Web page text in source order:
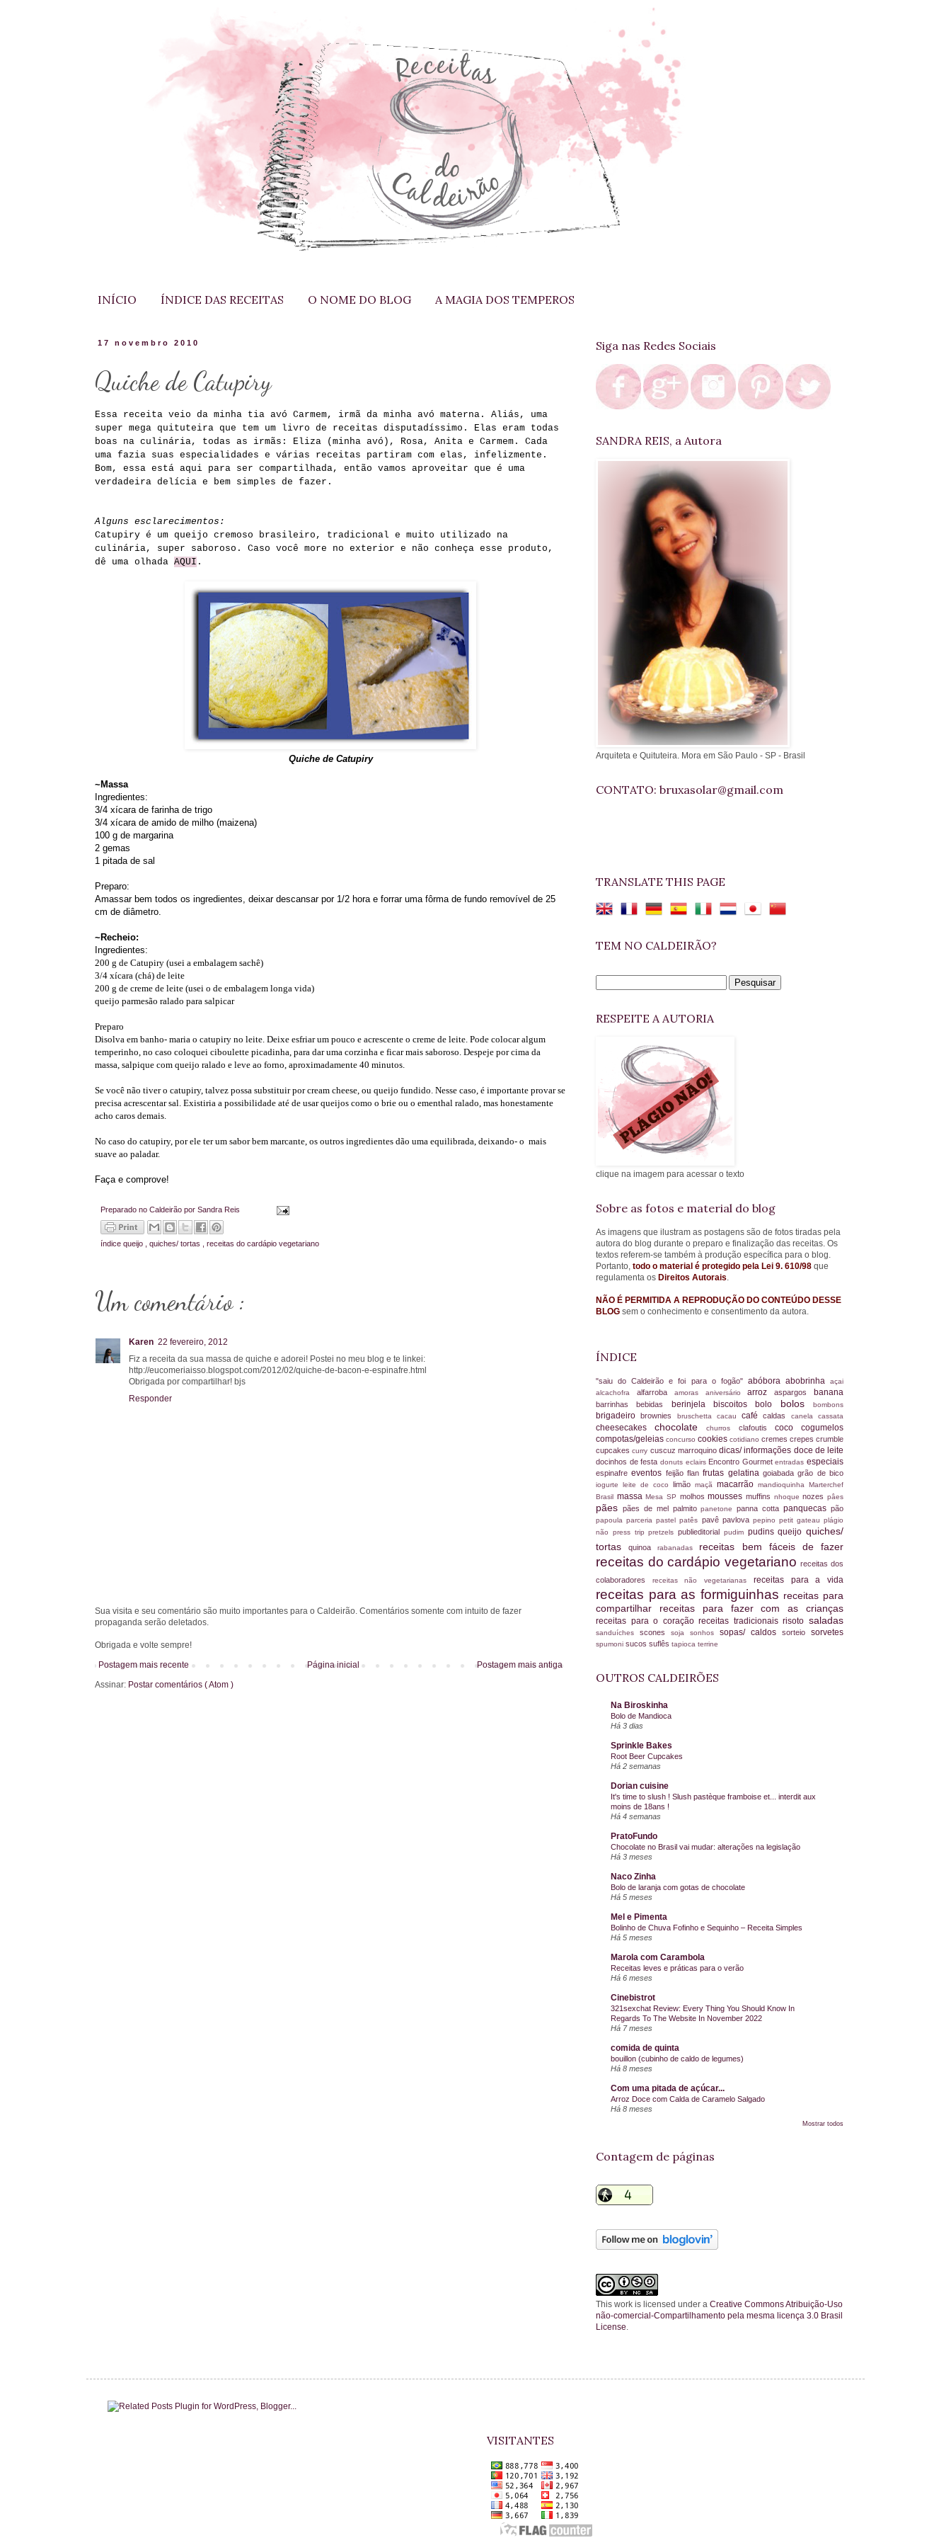
INÍCIO ÍNDICE DAS RECEITAS O NOME DO BLOG A MAGIA DOS TEMPEROS
17 novembro 2010
Quiche de Catupiry
Essa receita veio da minha tia avó Carmem, irmã da minha avó materna. Aliás, uma
super mega quituteira que tem um livro de receitas disputadíssimo. Elas eram todas
boas na culinária, todas as irmãs: Eliza (minha avó), Rosa, Anita e Carmem. Cada
uma fazia suas especialidades e várias receitas partiram com elas, infelizmente.
Bom, essa está aqui para ser compartilhada, então vamos aproveitar que é uma
verdadeira delícia e bem simples de fazer.
Alguns esclarecimentos:
Catupiry é um queijo cremoso brasileiro, tradicional e muito utilizado na
culinária, super saboroso. Caso você more no exterior e não conheça esse produto,
dê uma olhada AQUI .
Quiche de Catupiry
~Massa
Ingredientes:
3/4 xícara de farinha de trigo
3/4 xícara de amido de milho (maizena)
100 g de margarina
2 gemas
1 pitada de sal
Preparo:
Amassar bem todos os ingredientes, deixar descansar por 1/2 hora e forrar uma fôrma de fundo removível de 25
cm de diâmetro.
~Recheio:
Ingredientes:
200 g de Catupiry (usei a embalagem sachê)
3/4 xícara (chá) de leite
200 g de creme de leite (usei o de embalagem longa vida)
queijo parmesão ralado para salpicar
Preparo
Disolva em banho- maria o catupiry no leite. Deixe esfriar um pouco e acrescente o creme de leite. Pode colocar algum
temperinho, no caso coloquei ciboulette picadinha, para dar uma corzinha e ficar mais saboroso. Despeje por cima da
massa, salpique com queijo ralado e leve ao forno, aproximadamente 40 minutos.
Se você não tiver o catupiry, talvez possa substituir por cream cheese, ou queijo fundido. Nesse caso, é importante provar se
precisa acrescentar sal. Existiria a possibilidade até de usar queijos como o brie ou o ementhal ralado, mas honestamente
acho caros demais.
No caso do catupiry, por ele ter um sabor bem marcante, os outros ingredientes dão uma equilibrada, deixando- o mais
suave ao paladar.
Faça e comprove!
Preparado no Caldeirão por Sandra Reis
índice queijo quiches/ tortas receitas do cardápio vegetariano
Um comentário :
Karen 22 fevereiro, 2012
Fiz a receita da sua massa de quiche e adorei! Postei no meu blog e te linkei:
http://eucomeriaisso.blogspot.com/2012/02/quiche-de-bacon-e-espinafre.html
Obrigada por compartilhar! bjs
Responder
Sua visita e seu comentário são muito importantes para o Caldeirão. Comentários somente com intuito de fazer
propaganda serão deletados.
Obrigada e volte sempre!
Postagem mais recente
Postagem mais antiga
Página inicial
Assinar: Postar comentários ( Atom )
Siga nas Redes Sociais
SANDRA REIS, a Autora
Arquiteta e Quituteira. Mora em São Paulo - SP - Brasil
CONTATO: bruxasolar@gmail.com
TRANSLATE THIS PAGE
TEM NO CALDEIRÃO?
RESPEITE A AUTORIA
clique na imagem para acessar o texto
Sobre as fotos e material do blog
As imagens que ilustram as postagens são de fotos tiradas pela
autora do blog durante o preparo e finalização das receitas. Os
textos referem-se também à produção específica para o blog.
Portanto, todo o material é protegido pela Lei 9. 610/98 que
regulamenta os Direitos Autorais.
NÃO É PERMITIDA A REPRODUÇÃO DO CONTEÚDO DESSE
BLOG sem o conhecimento e consentimento da autora.
ÍNDICE
"saiu do Caldeirão e foi para o fogão" abóbora abobrinhaaçai
alcachofra alfarroba amoras aniversárioarrozaspargos banana
barrinhasbebidas berinjela biscoitos bolo bolosbombons
brigadeirobrownies bruschetta cacaucafécaldas canelacassata
cheesecakeschocolatechurros clafoutis cococogumelos
compotas/geleias concurso cookies cotidiano cremes crepes crumble
cupcakescurry cuscuz marroquino dicas/ informações doce de leite
docinhos de festa donuts eclairs Encontro Gourmetentradas especiais
espinafreeventos feijãoflanfrutas gelatinagoiabadagrão de bico
iogurte leite de coco limão maçã macarrão mandioquinha Marterchef
Brasil massaMesa SP molhosmoussesmuffins nhoquenozespâes
pães pães de mel palmitopanetonepanna cottapanquecaspão
papoulaparceriapastelpatês pavê pavlova pepino petit gateauplágio
não press trippretzels publieditorial pudim pudinsqueijo quiches/
tortasquinoarabanadas receitas bem fáceis de fazer
receitas do cardápio vegetarianoreceitas dos
colaboradores receitas não vegetarianas receitas para a vida
receitas para as formiguinhas receitas para
compartilhar receitas para fazer com as crianças
receitas para o coraçãoreceitas tradicionaisrisotosaladas
sanduíches scones soja sonhos sopas/ caldos sorteio sorvetes
spumoni sucos suflês tapioca terrine
OUTROS CALDEIRÕES
Na Biroskinha
Bolo de Mandioca
Há 3 dias
Sprinkle Bakes
Root Beer Cupcakes
Há 2 semanas
Dorian cuisine
It's time to slush ! Slush pastèque framboise et... interdit aux
moins de 18ans !
Há 4 semanas
PratoFundo
Chocolate no Brasil vai mudar: alterações na legislação
Há 3 meses
Naco Zinha
Bolo de laranja com gotas de chocolate
Há 5 meses
Mel e Pimenta
Bolinho de Chuva Fofinho e Sequinho – Receita Simples
Há 5 meses
Marola com Carambola
Receitas leves e práticas para o verão
Há 6 meses
Cinebistrot
321sexchat Review: Every Thing You Should Know In
Regards To The Website In November 2022
Há 7 meses
comida de quinta
bouillon (cubinho de caldo de legumes)
Há 8 meses
Com uma pitada de açúcar...
Arroz Doce com Calda de Caramelo Salgado
Há 8 meses
Mostrar todos
Contagem de páginas
This work is licensed under a Creative Commons Atribuição-Uso
não-comercial-Compartilhamento pela mesma licença 3.0 Brasil
License.
VISITANTES